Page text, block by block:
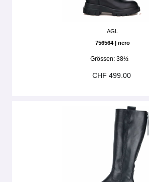
AGL
756564 | nero
Grössen: 38½
CHF 499.00